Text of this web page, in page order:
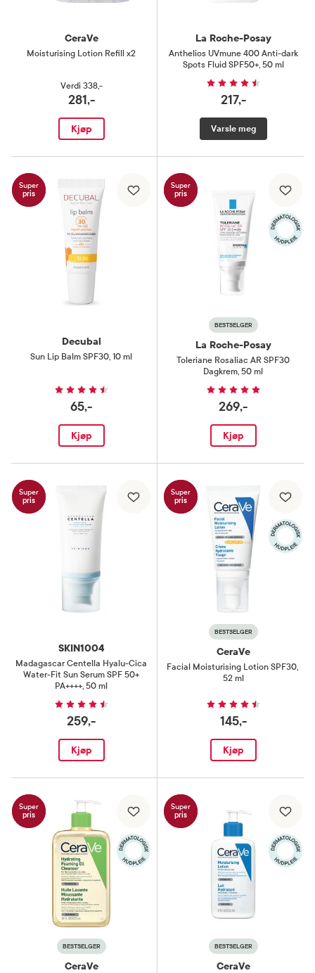
CeraVe
Moisturising Lotion Refill x2
Verdi 338,-
281,-
Kjøp
La Roche-Posay
Anthelios UVmune 400 Anti-dark
Spots Fluid SPF50+, 50 ml
217,-
Varsle meg
Super
pris
Decubal
Sun Lip Balm SPF30, 10 ml
65,-
Kjøp
Super
pris
BESTSELGER
La Roche-Posay
Toleriane Rosaliac AR SPF30
Dagkrem, 50 ml
269,-
Kjøp
Super
pris
SKIN1004
Madagascar Centella Hyalu-Cica
Water-Fit Sun Serum SPF 50+
PA++++, 50 ml
259,-
Kjøp
Super
pris
BESTSELGER
CeraVe
Facial Moisturising Lotion SPF30,
52 ml
145,-
Kjøp
Super
pris
BESTSELGER
CeraVe
Super
pris
BESTSELGER
CeraVe